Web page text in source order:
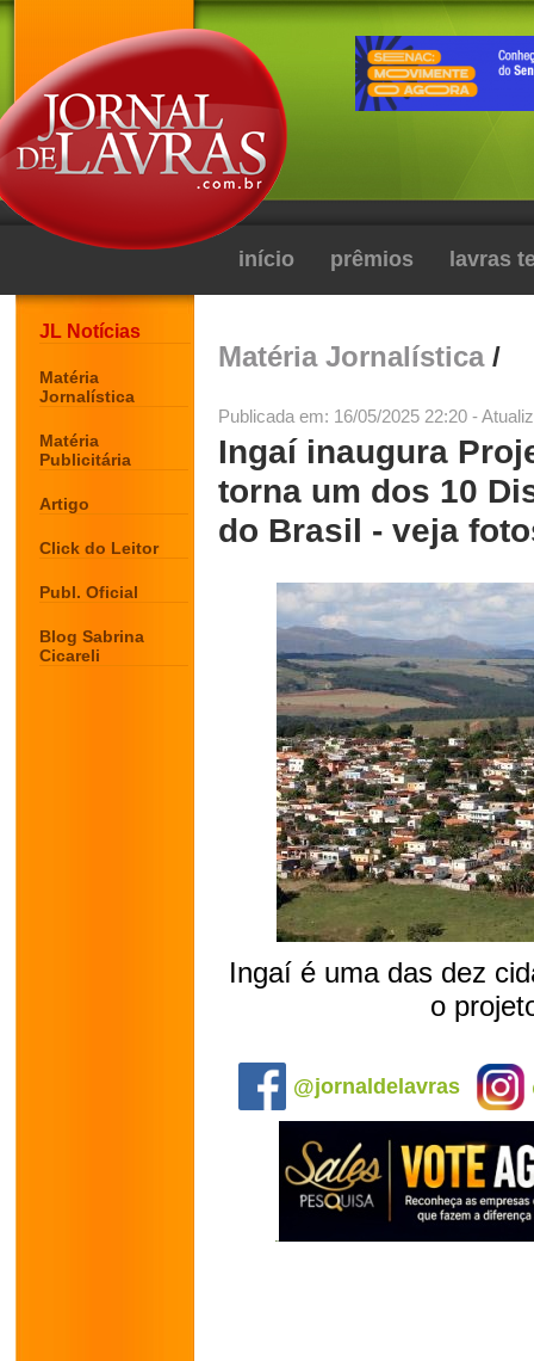
início prêmios lavras
JL Notícias
Matéria
Jornalística
Matéria
Publicitária
Artigo
Click do Leitor
Publ. Oficial
Blog Sabrina
Cicareli
Matéria Jornalística/
Publicada em: 16/05/2025 22:20 -
Ingaí inaugura
torna um dos 10
do Brasil - veja
Ingaí é uma das dez
o
@jornaldelavras